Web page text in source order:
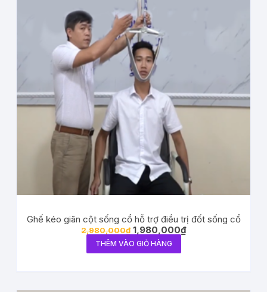
Ghế kéo giãn cột sống cổ hỗ trợ điều trị đốt sống cổ
2,980,000₫ 1,980,000₫
THÊM VÀO GIỎ HÀNG